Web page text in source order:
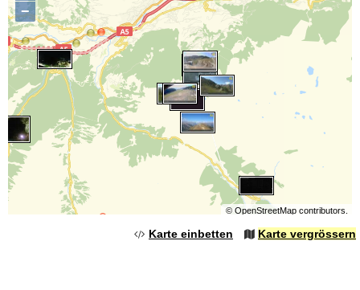
−
© OpenStreetMapcontributors.
Karte einbetten Karte vergrössern